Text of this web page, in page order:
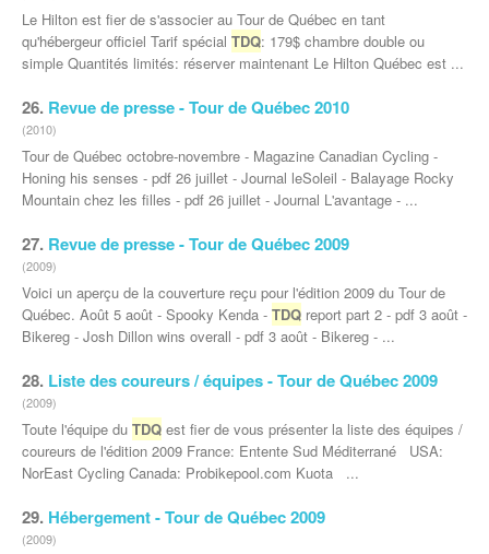
Le Hilton est fier de s'associer au Tour de Québec en tant
qu'hébergeur officiel Tarif spécial TDQ: 179$ chambre double ou
simple Quantités limités: réserver maintenant Le Hilton Québec est ...
26. Revue de presse - Tour de Québec 2010
(2010)
Tour de Québec octobre-novembre - Magazine Canadian Cycling -
Honing his senses - pdf 26 juillet - Journal leSoleil - Balayage Rocky
Mountain chez les filles - pdf 26 juillet - Journal L'avantage - ...
27. Revue de presse - Tour de Québec 2009
(2009)
Voici un aperçu de la couverture reçu pour l'édition 2009 du Tour de
Québec. Août 5 août - Spooky Kenda - TDQ report part 2 - pdf 3 août -
Bikereg - Josh Dillon wins overall - pdf 3 août - Bikereg - ...
28. Liste des coureurs / équipes - Tour de Québec 2009
(2009)
Toute l'équipe du TDQ est fier de vous présenter la liste des équipes /
coureurs de l'édition 2009 France: Entente Sud Méditerrané USA:
NorEast Cycling Canada: Probikepool.com Kuota ...
29. Hébergement - Tour de Québec 2009
(2009)